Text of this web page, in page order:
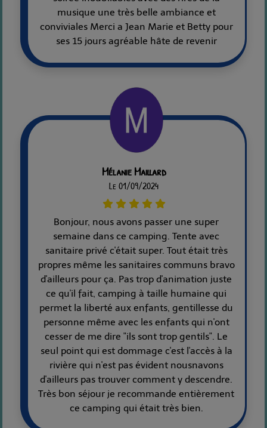
musique une très belle ambiance et
conviviales Merci a Jean Marie et Betty pour
ses 15 jours agréable hâte de revenir
Mélanie Maillard
Le 01/09/2024
Bonjour, nous avons passer une super
semaine dans ce camping. Tente avec
sanitaire privé c'était super. Tout était très
propres même les sanitaires communs bravo
d'ailleurs pour ça. Pas trop d'animation juste
ce qu'il fait, camping à taille humaine qui
permet la liberté aux enfants, gentillesse du
personne même avec les enfants qui n'ont
cesser de me dire "ils sont trop gentils". Le
seul point qui est dommage c'est l'accès à la
rivière qui n'est pas évident nousnavons
d'ailleurs pas trouver comment y descendre.
Très bon séjour je recommande entièrement
ce camping qui était très bien.